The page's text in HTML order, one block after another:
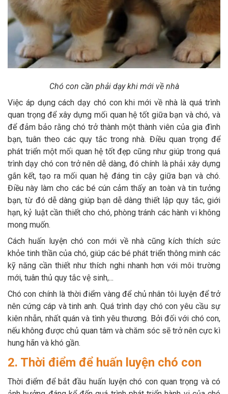
Chó con cần phải dạy khi mới về nhà
Việc áp dụng cách dạy chó con khi mới về nhà là quá trình
quan trọng để xây dựng mối quan hệ tốt giữa bạn và chó, và
để đảm bảo rằng chó trở thành một thành viên của gia đình
bạn, tuân theo các quy tắc trong nhà. Điều quan trọng để
phát triển một mối quan hệ tốt đẹp cũng như giúp trong quá
trình dạy chó con trở nên dễ dàng, đó chính là phải xây dựng
gắn kết, tạo ra mối quan hệ đáng tin cậy giữa bạn và chó.
Điều này làm cho các bé cún cảm thấy an toàn và tin tưởng
bạn, từ đó dễ dàng giúp bạn dễ dàng thiết lập quy tắc, giới
hạn, kỷ luật cần thiết cho chó, phòng tránh các hành vi không
mong muốn.
Cách huấn luyện chó con mới về nhà cũng kích thích sức
khỏe tinh thần của chó, giúp các bé phát triển thông minh các
kỹ năng cần thiết như thích nghi nhanh hơn với môi trường
mới, tuân thủ quy tắc vệ sinh,...
Chó con chính là thời điểm vàng để chủ nhân tôi luyện để trở
nên cứng cáp và tinh anh. Quá trình dạy chó con yêu cầu sự
kiên nhẫn, nhất quán và tình yêu thương. Bởi đối với chó con,
nếu không được chủ quan tâm và chăm sóc sẽ trở nên cực kì
hung hãn và khó gần.
2. Thời điểm để huấn luyện chó con
Thời điểm để bắt đầu huấn luyện chó con quan trọng và có